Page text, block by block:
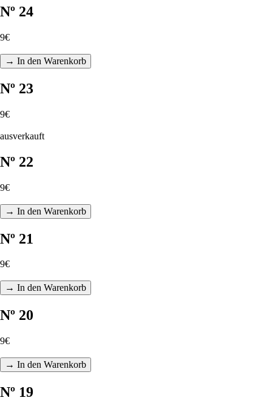
Nº 24
9€
→ In den Warenkorb
Nº 23
9€
ausverkauft
Nº 22
9€
→ In den Warenkorb
Nº 21
9€
→ In den Warenkorb
Nº 20
9€
→ In den Warenkorb
Nº 19